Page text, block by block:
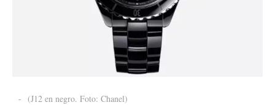
- (J12 en negro. Foto: Chanel)